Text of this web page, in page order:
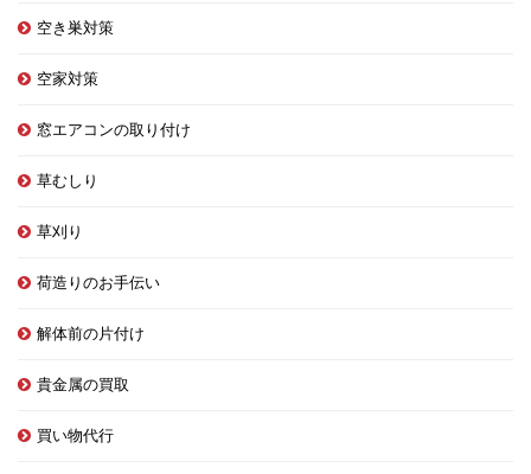
空き巣対策
空家対策
窓エアコンの取り付け
草むしり
草刈り
荷造りのお手伝い
解体前の片付け
貴金属の買取
買い物代行